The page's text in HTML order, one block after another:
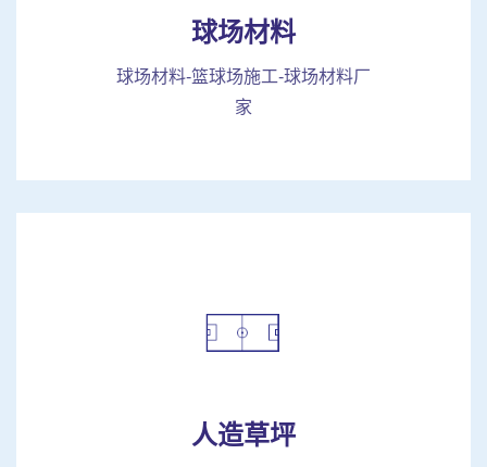
球场材料
球场材料-篮球场施工-球场材料厂
家
人造草坪